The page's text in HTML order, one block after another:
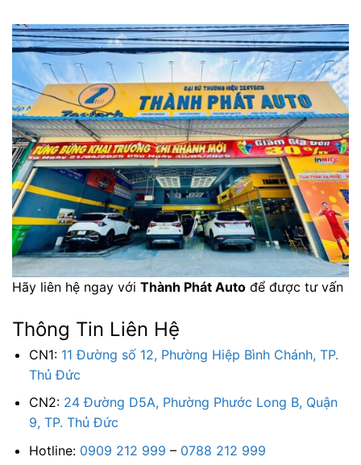
Hãy liên hệ ngay với Thành Phát Auto để được tư vấn
Thông Tin Liên Hệ
CN1: 11 Đường số 12, Phường Hiệp Bình Chánh, TP.
Thủ Đức
CN2: 24 Đường D5A, Phường Phước Long B, Quận
9, TP. Thủ Đức
Hotline: 0909 212 999 – 0788 212 999